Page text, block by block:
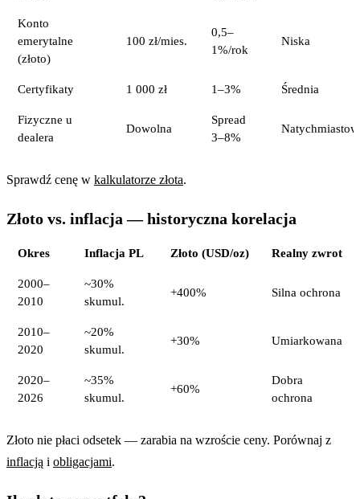
Konto
emerytalne
(złoto)
100 zł/mies.
0,5–
1%/rok
Niska
Certyfikaty 1 000 zł 1–3% Średnia
Fizyczne u
dealera
Dowolna
Spread
3–8%
Sprawdź cenę w kalkulatorze złota.
Złoto vs. inflacja — historyczna korelacja
Okres Inflacja PL Złoto (USD/oz) Realny zwrot
2000–
2010
~30%
skumul.
+400% Silna ochrona
2010–
2020
~20%
skumul.
+30% Umiarkowana
2020–
2026
~35%
skumul.
+60%
Dobra
ochrona
Złoto nie płaci odsetek — zarabia na wzroście ceny. Porównaj z
inflacją i obligacjami.